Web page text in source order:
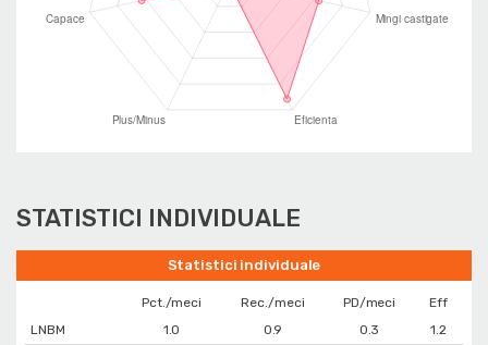
STATISTICI INDIVIDUALE
Statistici individuale
Pct./meci Rec./meci PD/meci
Eff
LNBM
1.0 0.9 0.3
1.2